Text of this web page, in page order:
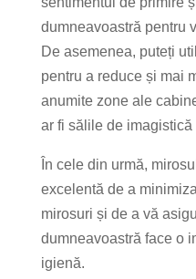
dumneavoastră pentru
De asemenea, puteți
pentru a reduce și mai
anumite zone ale
ar fi sălile de
În cele din urmă,
excelentă de a
mirosuri și de a vă
dumneavoastră face o
igienă.